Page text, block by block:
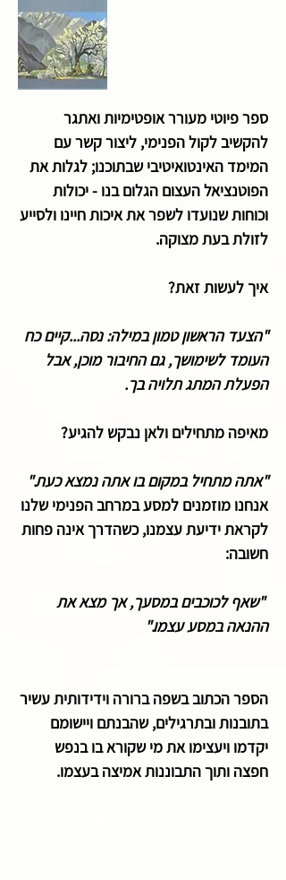
ספר פיוטי מעורר אופטימיות ואתגר
להקשיב לקול הפנימי, ליצור קשר עם
המימד האינטואיטיבי שבתוכנו; לגלות את
הפוטנציאל העצום הגלום בנו - יכולות
וכוחות שנועדו לשפר את איכות חיינו ולסייע
לזולת בעת מצוקה.
איך לעשות זאת?
"הצעד הראשון טמון במילה: נסה...קיים כח
העומד לשימושך, גם החיבור מוכן, אבל
הפעלת המתג תלויה בך.
מאיפה מתחילים ולאן נבקש להגיע?
"אתה מתחיל במקום בו אתה נמצא כעת."
אנחנו מוזמנים למסע במרחב הפנימי שלנו
לקראת ידיעת עצמנו, כשהדרך אינה פחות
חשובה:
"שאף לכוכבים במסעך, אך מצא את
ההנאה במסע עצמו."
הספר הכתוב בשפה ברורה וידידותית עשיר
בתובנות ובתרגילים, שהבנתם ויישומם
יקדמו ויעצימו את מי שקורא בו בנפש
חפצה ותוך התבוננות אמיצה בעצמו.​